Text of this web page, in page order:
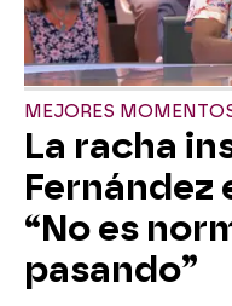
MEJORES
La racha
Fernández
“No es
pasando”